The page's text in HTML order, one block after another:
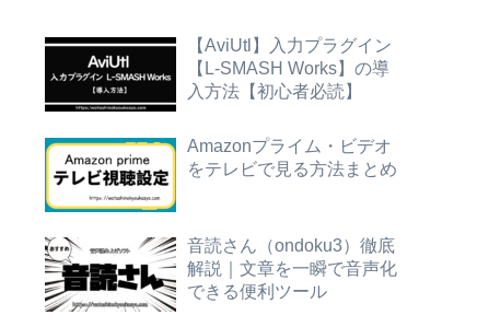
【AviUtl】入力プラグイン
【L-SMASH Works】の導
入方法【初心者必読】
Amazonプライム・ビデオ
をテレビで見る方法まとめ
音読さん（ondoku3）徹底
解説｜文章を一瞬で音声化
できる便利ツール